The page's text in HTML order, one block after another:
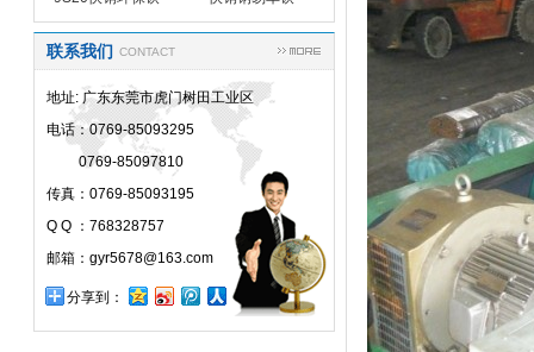
联系我们 CONTACT
地址: 广东东莞市虎门树田工业区
电话：0769-85093295
0769-85097810
传真：0769-85093195
Q Q ：768328757
邮箱：gyr5678@163.com
分享到：